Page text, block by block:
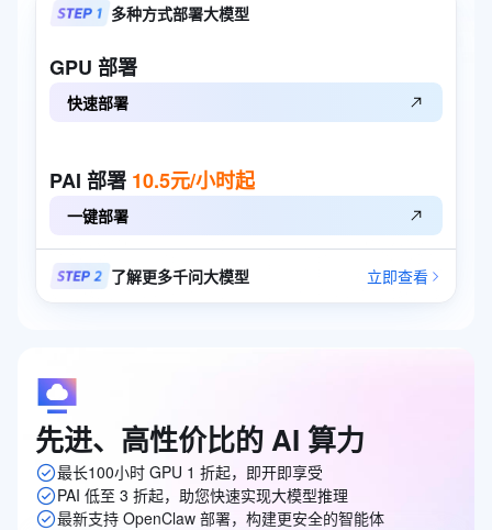
多种方式部署大模型
GPU 部署
快速部署
PAI 部署 10.5元/小时起
一键部署
了解更多千问大模型 立即查看
先进、高性价比的AI 算力
最长100小时 GPU 1 折起，即开即享受
PAI 低至 3 折起，助您快速实现大模型推理
最新支持 OpenClaw 部署，构建更安全的智能体